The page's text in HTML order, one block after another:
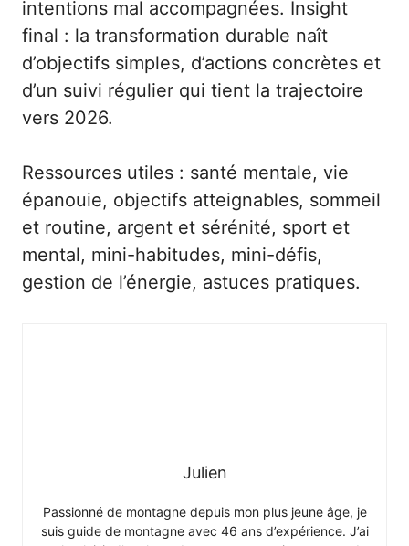
intentions mal accompagnées. Insight
final : la transformation durable naît
d’objectifs simples, d’actions concrètes et
d’un suivi régulier qui tient la trajectoire
vers 2026.
Ressources utiles : santé mentale, vie
épanouie, objectifs atteignables, sommeil
et routine, argent et sérénité, sport et
mental, mini-habitudes, mini-défis,
gestion de l’énergie, astuces pratiques.
Julien
Passionné de montagne depuis mon plus jeune âge, je
suis guide de montagne avec 46 ans d’expérience. J’ai